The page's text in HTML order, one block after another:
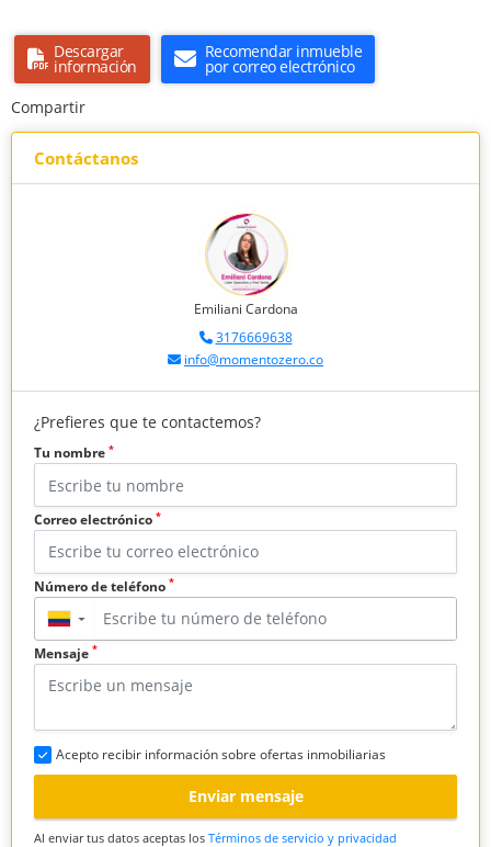
Descargar
información
Recomendar inmueble
por correo electrónico
Compartir
Contáctanos
Emiliani Cardona
3176669638
info@momentozero.co
¿Prefieres que te contactemos?
Tu nombre *
Correo electrónico *
Número de teléfono *
▼
Mensaje *
Acepto recibir información sobre ofertas inmobiliarias
Enviar mensaje
Al enviar tus datos aceptas los Términos de servicio y privacidad